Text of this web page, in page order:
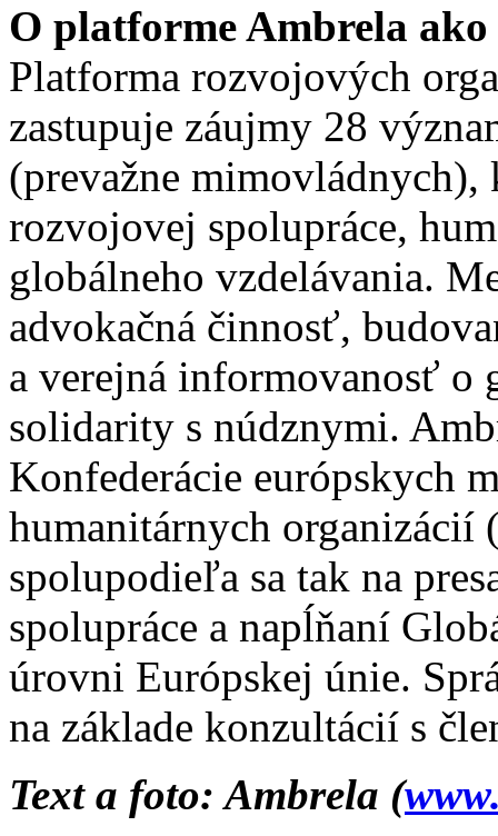
O platforme Ambrela
Platforma rozvojových
zastupuje záujmy 28
(prevažne
rozvojovej spolupráce,
globálneho vzdelávania.
advokačná činnosť,
a verejná informovanosť o
solidarity s núdznymi.
Konfederácie európskych
humanitárnych organizácií
spolupodieľa sa tak na
spolupráce a napĺňaní
úrovni Európskej únie.
na základe konzultácií s
Text a foto: Ambrela (